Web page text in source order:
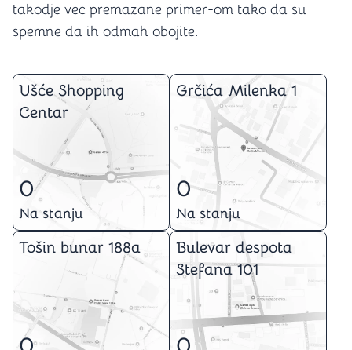
takodje vec premazane primer-om tako da su
spemne da ih odmah obojite.
Ušće Shopping
Centar
0
Na stanju
Grčića Milenka 1
0
Na stanju
Tošin bunar 188a
Bulevar despota
Stefana 101